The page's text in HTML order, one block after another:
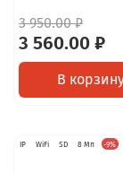
3 950.00 ₽
3 560.00 ₽
В
IP WiFi SD 8 Мп -9%